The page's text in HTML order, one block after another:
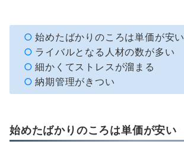
始めたばかりのころは単価が安い
ライバルとなる人材の数が多い
細かくてストレスが溜まる
納期管理がきつい
始めたばかりのころは単価が安い